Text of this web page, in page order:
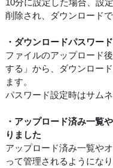
10分に設定した場合、設
削除され、ダウンロード
・ダウンロードパスワー
ファイルのアップロード
する」から、ダウンロー
ます。
パスワード設定時はサム
・アップロード済み一覧
りました
アップロード済み一覧や
って管理されるようになり